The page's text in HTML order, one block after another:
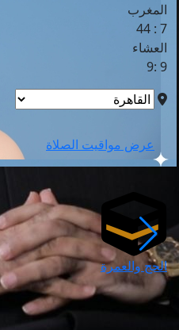
المغرب
7 : 44
العشاء
9 :9
عرض مواقيت الصلاة
الحج والعمرة